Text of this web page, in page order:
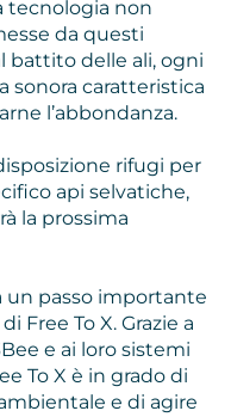
tecnologia non
da questi
battito delle ali, ogni
sonora caratteristica
l’abbondanza.
rifugi per
api selvatiche,
la prossima
passo importante
di Free To X. Grazie a
e ai loro sistemi
To X è in grado di
e di agire